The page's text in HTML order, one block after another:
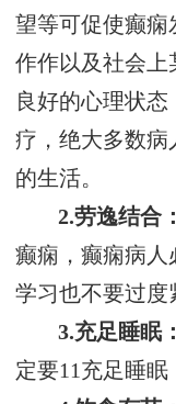
望等可促使癫痫
作作以及社会上
良好的心理状
疗，绝大多数病
的生活。
2.劳逸结合
癫痫，癫痫病人
学习也不要过度
3.充足睡眠：
定要11充足睡眠